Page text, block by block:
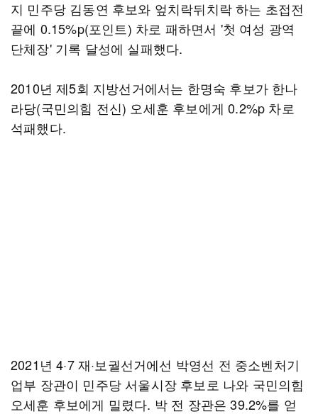
지 민주당 김동연 후보와 엎치락뒤치락 하는 초접전
끝에 0.15%p(포인트) 차로 패하면서 '첫 여성 광역
단체장' 기록 달성에 실패했다.
2010년 제5회 지방선거에서는 한명숙 후보가 한나
라당(국민의힘 전신) 오세훈 후보에게 0.2%p 차로
석패했다.
2021년 4·7 재·보궐선거에선 박영선 전 중소벤처기
업부 장관이 민주당 서울시장 후보로 나와 국민의힘
오세훈 후보에게 밀렸다. 박 전 장관은 39.2%를 얻